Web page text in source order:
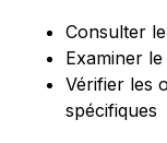
Consulter
Examiner
Vérifier les
spécifiques